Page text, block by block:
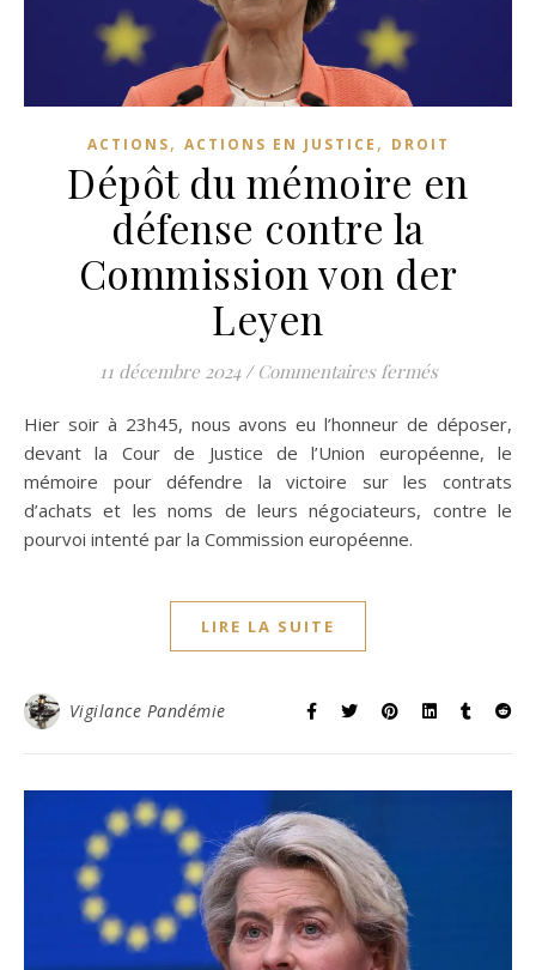
ACTIONS, ACTIONS EN JUSTICE , DROIT
Dépôt du mémoire en
défense contre la
Commission von der
Leyen
11 décembre 2024 / Commentaires ferméssur Dépôt
Hier soir à 23h45, nous avons eu l’honneur de déposer,
devant la Cour de Justice de l’Union européenne, le
mémoire pour défendre la victoire sur les contrats
d’achats et les noms de leurs négociateurs, contre le
pourvoi intenté par la Commission européenne.
LIRE LA SUITE
Vigilance Pandémie